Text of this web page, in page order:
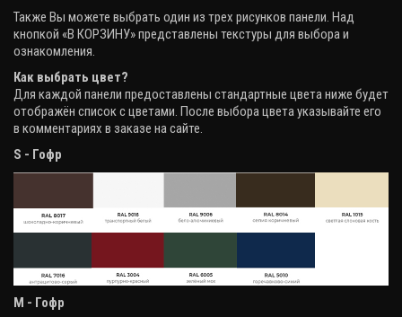
Также Вы можете выбрать один из трех рисунков панели. Над
кнопкой «В КОРЗИНУ» представлены текстуры для выбора и
ознакомления.
Как выбрать цвет?
Для каждой панели предоставлены стандартные цвета ниже будет
отображён список с цветами. После выбора цвета указывайте его
в комментариях в заказе на сайте.
S - Гофр
М - Гофр